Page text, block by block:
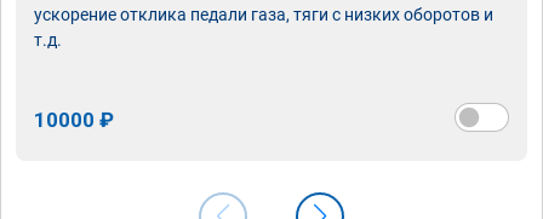
ускорение отклика педали газа, тяги с низких оборотов и
т.д.
10000 ₽